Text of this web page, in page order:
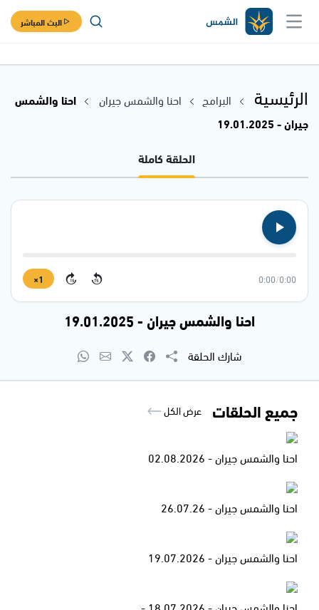
البث المباشر
الرئيسية البرامج احنا والشمس جيران
احنا والشمس
جيران - 19.01.2025
الحلقة كاملة
0:00
/
0:00
15
15
1×
احنا والشمس جيران - 19.01.2025
شارك الحلقة
جميع الحلقات عرض الكل
احنا والشمس جيران - 02.08.2026
احنا والشمس جيران - 26.07.26
احنا والشمس جيران - 19.07.2026